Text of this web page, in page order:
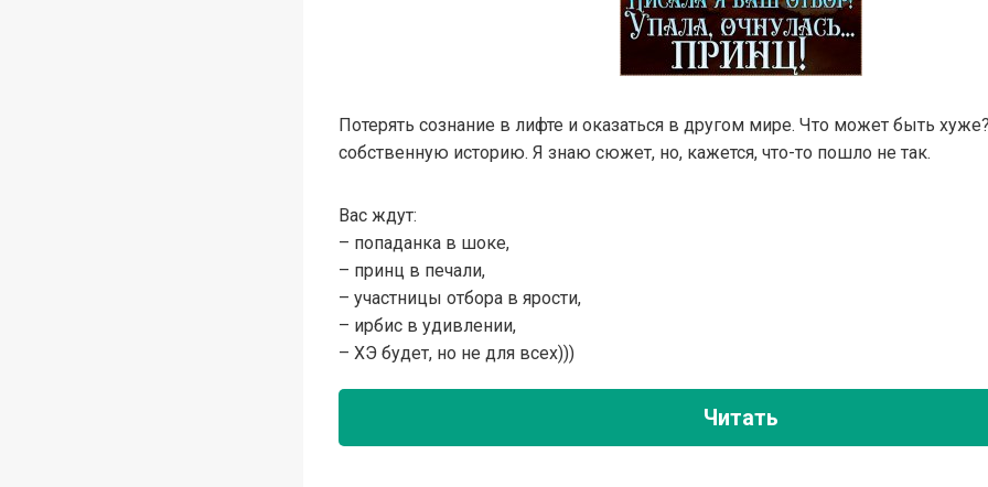
Потерять сознание в лифте и оказаться в другом мире. Что может быть
собственную историю. Я знаю сюжет, но, кажется, что-то пошло не так.
Вас ждут:
– попаданка в шоке,
– принц в печали,
– участницы отбора в ярости,
– ирбис в удивлении,
– ХЭ будет, но не для всех)))
Читать